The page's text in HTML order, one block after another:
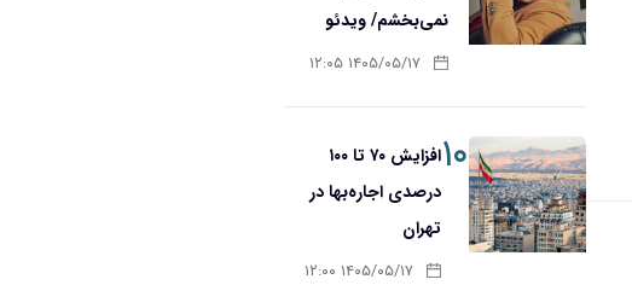
نمی‌بخشم/ ویدئو
۱۴۰۵/۰۵/۱۷ ۱۲:۰۵
۱۰
افزایش ۷۰ تا ۱۰۰
درصدی اجاره‌بها در
تهران
۱۴۰۵/۰۵/۱۷ ۱۲:۰۰